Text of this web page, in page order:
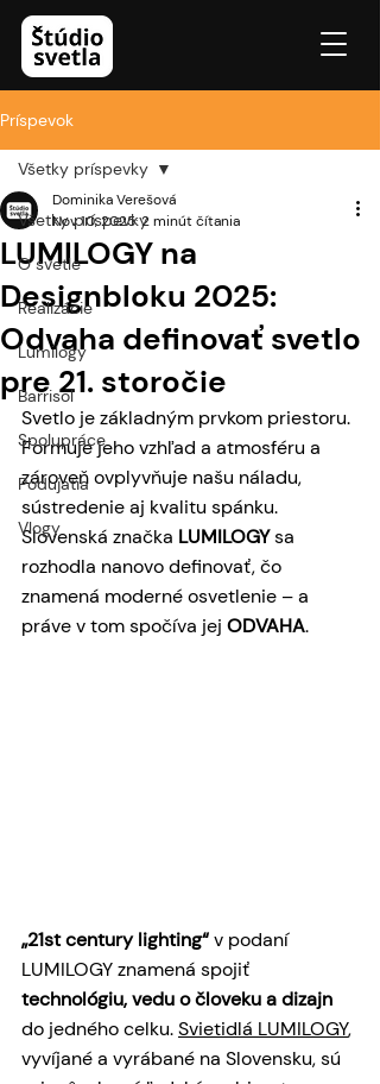
Príspevok
Všetky príspevky
O svetle
Realizácie
Lumilogy
Barrisol
Spolupráce
Podujatia
Vlogy
Všetky príspevky
LUMILOGY na
Designbloku 2025:
Odvaha definovať svetlo
pre 21. storočie
Dominika Verešová
Nov 10, 20252 minút čítania
Svetlo je základným prvkom priestoru.
Formuje jeho vzhľad a atmosféru a
zároveň ovplyvňuje našu náladu,
sústredenie aj kvalitu spánku.
Slovenská značka LUMILOGY sa
rozhodla nanovo definovať, čo
znamená moderné osvetlenie – a
práve v tom spočíva jej ODVAHA.
„21st century lighting“ v podaní
LUMILOGY znamená spojiť
technológiu, vedu o človeku a dizajn
do jedného celku. Svietidlá LUMILOGY,
vyvíjané a vyrábané na Slovensku, sú